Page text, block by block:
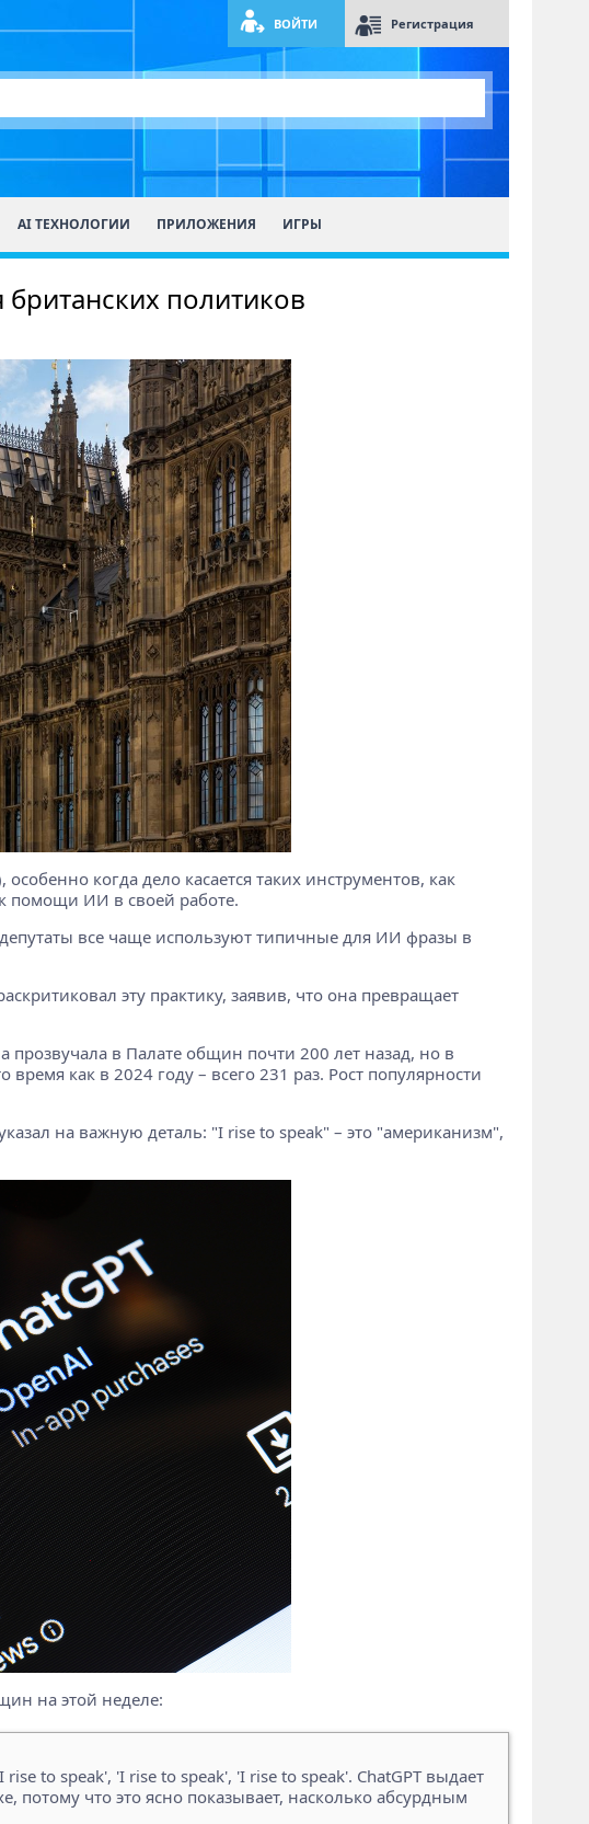
ВОЙТИ Регистрация
AI ТЕХНОЛОГИИ ПРИЛОЖЕНИЯ ИГРЫ
политиков
когда дело касается таких инструментов, как
к помощи ИИ в своей работе.
все чаще используют типичные для ИИ фразы в
эту практику, заявив, что она превращает
в Палате общин почти 200 лет назад, но в
как в 2024 году – всего 231 раз. Рост популярности
на важную деталь: "I rise to speak" – это "американизм",
на этой неделе:
to speak', 'I rise to speak', 'I rise to speak'. ChatGPT выдает
что это ясно показывает, насколько абсурдным